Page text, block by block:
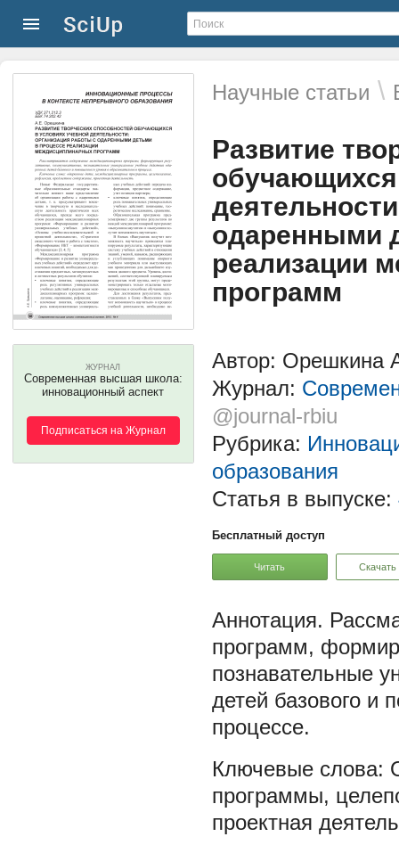
Научные статьи \
Развитие
обучающихся
одаренными
реализации
программ
ЖУРНАЛ
Современная высшая школа:
инновационный аспект
Подписаться на Журнал
Автор: Орешкина
Журнал:
@journal-rbiu
Рубрика:
образования
Статья в выпуске:
Бесплатный доступ
Читать Скачать
программ,
познавательные
детей базового и
процессе.
программы,
проектная